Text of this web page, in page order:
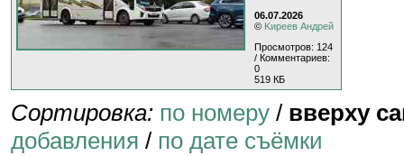
06.07.2026
© Kиpeeв Aндpeй
Просмотров: 124
/ Комментариев:
0
519 КБ
Сортировка: по номеру / вверху
добавления / по дате съёмки